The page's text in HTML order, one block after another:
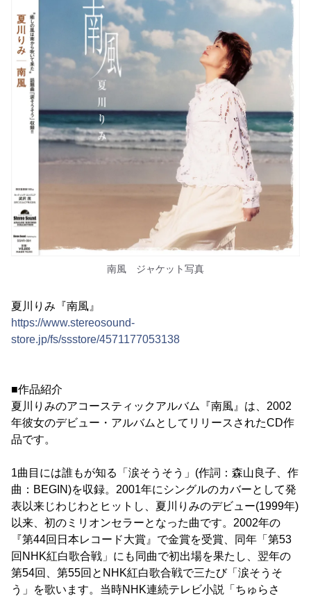
南風 ジャケット写真
夏川りみ『南風』
https://www.stereosound-
store.jp/fs/ssstore/4571177053138
■作品紹介
夏川りみのアコースティックアルバム『南風』は、2002
年彼女のデビュー・アルバムとしてリリースされたCD作
品です。
1曲目には誰もが知る「涙そうそう」(作詞：森山良子、作
曲：BEGIN)を収録。2001年にシングルのカバーとして発
表以来じわじわとヒットし、夏川りみのデビュー(1999年)
以来、初のミリオンセラーとなった曲です。2002年の
『第44回日本レコード大賞』で金賞を受賞、同年「第53
回NHK紅白歌合戦」にも同曲で初出場を果たし、翌年の
第54回、第55回とNHK紅白歌合戦で三たび「涙そうそ
う」を歌います。当時NHK連続テレビ小説「ちゅらさ